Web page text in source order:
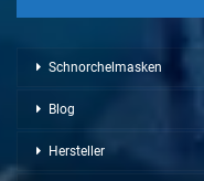
Schnorchelmasken
Blog
Hersteller